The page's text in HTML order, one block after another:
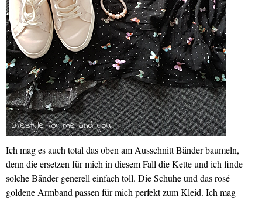
Ich mag es auch total das oben am Ausschnitt Bänder baumeln,
denn die ersetzen für mich in diesem Fall die Kette und ich finde
solche Bänder generell einfach toll. Die Schuhe und das rosé
goldene Armband passen für mich perfekt zum Kleid. Ich mag